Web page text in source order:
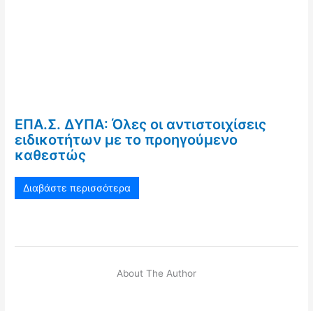
ΕΠΑ.Σ. ΔΥΠΑ: Όλες οι αντιστοιχίσεις
ειδικοτήτων με το προηγούμενο
καθεστώς
Διαβάστε περισσότερα
About The Author